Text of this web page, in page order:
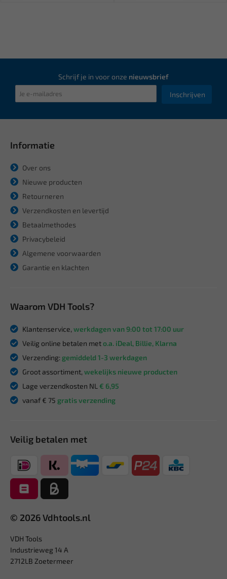
Schrijf je in voor onze nieuwsbrief
Inschrijven
Informatie
Over ons
Nieuwe producten
Retourneren
Verzendkosten en levertijd
Betaalmethodes
Privacybeleid
Algemene voorwaarden
Garantie en klachten
Waarom VDH Tools?
Klantenservice, werkdagen van 9:00 tot 17:00 uur
Veilig online betalen meto.a. iDeal, Billie, Klarna
Verzending: gemiddeld 1-3 werkdagen
Groot assortiment, wekelijks nieuwe producten
Lage verzendkosten NL € 6,95
vanaf € 75 gratis verzending
Veilig betalen met
© 2026 Vdhtools.nl
VDH Tools
Industrieweg 14 A
2712LB Zoetermeer